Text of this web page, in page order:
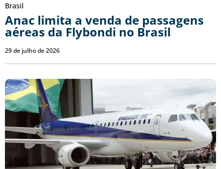
Brasil
Anac limita a venda de passagens
aéreas da Flybondi no Brasil
29 de julho de 2026